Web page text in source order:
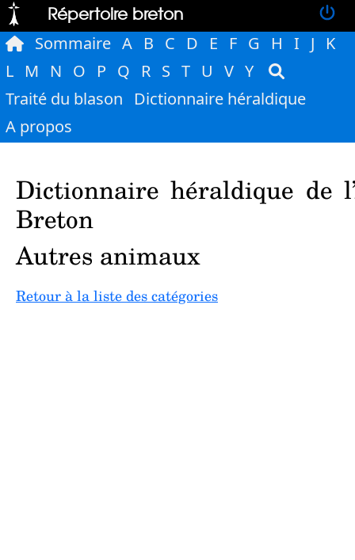
Répertoire breton
Sommaire A B C D E F G H I J
K
L M N O P Q R S T U V Y
Traité du blason
Dictionnaire héraldique
A propos
Dictionnaire héraldique de
Breton
Autres animaux
Retour à la liste des catégories